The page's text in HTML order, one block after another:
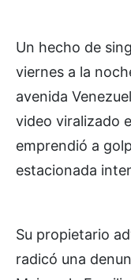
Un hecho de
viernes a la
avenida
video viralizado
emprendió a
estacionada
Su propietario
radicó una